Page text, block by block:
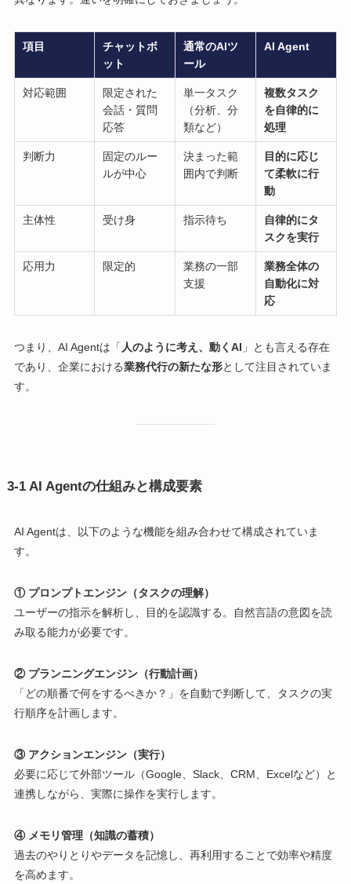
項目
チャットボ
ット
通常のAIツ
ール
AI Agent
対応範囲
限定された
会話・質問
応答
単一タスク
（分析、分
類など）
複数タスク
を自律的に
処理
判断力
固定のルー
ルが中心
決まった範
囲内で判断
目的に応じ
て柔軟に行
動
主体性 受け身 指示待ち
自律的にタ
スクを実行
応用力 限定的
業務の一部
支援
業務全体の
自動化に対
応
つまり、AI Agentは「 人のように考え、動くAI 」とも言える存在
であり、企業における業務代行の新たな形として注目されていま
す。
3-1 AI Agentの仕組みと構成要素
AI Agentは、以下のような機能を組み合わせて構成されていま
す。
① プロンプトエンジン（タスクの理解）
ユーザーの指示を解析し、目的を認識する。自然言語の意図を読
み取る能力が必要です。
② プランニングエンジン（行動計画）
「どの順番で何をするべきか？」を自動で判断して、タスクの実
行順序を計画します。
③ アクションエンジン（実行）
必要に応じて外部ツール（Google、Slack、CRM、Excelなど）と
連携しながら、実際に操作を実行します。
④ メモリ管理（知識の蓄積）
過去のやりとりやデータを記憶し、再利用することで効率や精度
を高めます。